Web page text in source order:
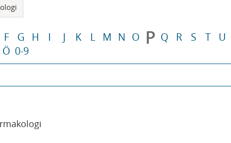
F G H I J K L M N O P Q R S T U
Ö 0-9